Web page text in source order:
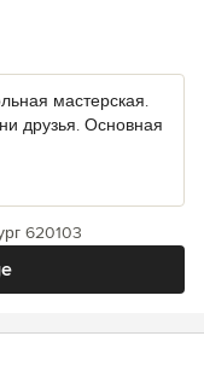
мастерская.
друзья. Основная
620103